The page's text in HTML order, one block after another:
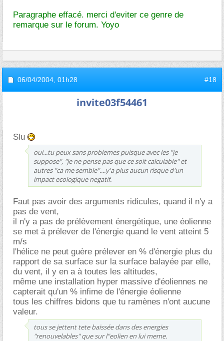
Paragraphe effacé. merci d'eviter ce genre de
remarque sur le forum. Yoyo
06/04/2004, 01h28 #18
invite03f54461
Slu
oui...tu peux sans problemes puisque avec les "je
suppose", "je ne pense pas que ce soit calculable" et
autres "ca me semble"....y'a plus aucun risque d'un
impact ecologique negatif.
Faut pas avoir des arguments ridicules, quand il n'y a
pas de vent,
il n'y a pas de prélèvement énergétique, une éolienne
se met à prélever de l'énergie quand le vent atteint 5
m/s
l'hélice ne peut guère prélever en % d'énergie plus du
rapport de sa surface sur la surface balayée par elle,
du vent, il y en a à toutes les altitudes,
même une installation hyper massive d'éoliennes ne
capterait qu'un % infime de l'énergie éolienne
tous les chiffres bidons que tu ramènes n'ont aucune
valeur.
tous se jettent tete baissée dans des energies
"renouvelables" que sur l"eolien en lui meme.